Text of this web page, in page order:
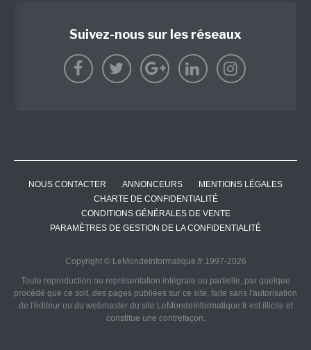
Suivez-nous sur les réseaux
NOUS CONTACTER ANNONCEURS
MENTIONS LÉGALES
CHARTE DE CONFIDENTIALITÉ
CONDITIONS GÉNÉRALES DE VENTE
PARAMÈTRES DE GESTION DE LA CONFIDENTIALITÉ
Copyright © LeMondeInformatique.fr 1997-2026
Toute reproduction ou représentation intégrale ou partielle, par quelque
procédé que ce soit, des pages publiées sur ce site, faite sans l'autorisation
de l'éditeur ou du webmaster du site LeMondeInformatique.fr est illicite et
constitue une contrefaçon.